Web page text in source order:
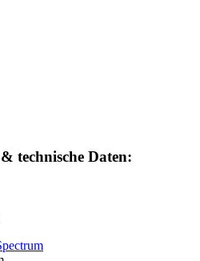
technische Daten: